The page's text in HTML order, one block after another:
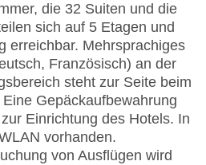
die 32 Suiten und die
sich auf 5 Etagen und
erreichbar. Mehrsprachiges
Französisch) an der
steht zur Seite beim
Gepäckaufbewahrung
Einrichtung des Hotels. In
vorhanden.
von Ausflügen wird